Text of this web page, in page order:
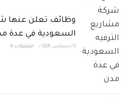
وظائف تعلن عنها
السعودية في عدة
6 أغسطس، 2026 / التعليقات: 0